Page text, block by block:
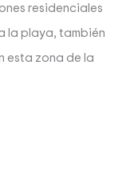
residenciales
la playa, también
esta zona de la